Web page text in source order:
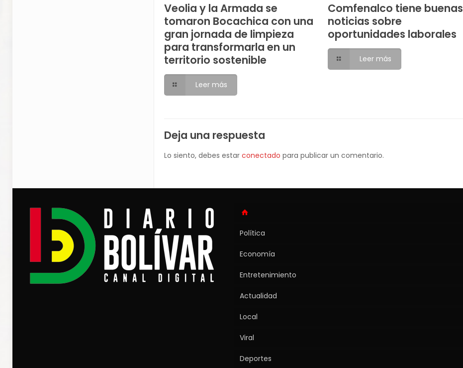
Veolia y la Armada se
tomaron Bocachica con una
gran jornada de limpieza
para transformarla en un
territorio sostenible
Leer más
Comfenalco tiene buenas
noticias sobre
oportunidades laborales
Leer más
Deja una respuesta
Lo siento, debes estar conectado para publicar un comentario.
Política
Economía
Entretenimiento
Actualidad
Local
Viral
Deportes